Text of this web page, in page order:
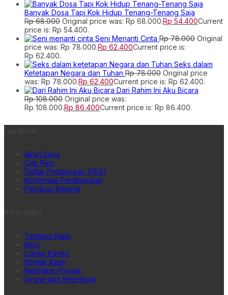
Banyak Dosa Tapi Kok Hidup Tenang-Tenang Saja
Rp68.000 Original price was: Rp 68.000.Rp 54.400Current
price is: Rp 54.400.
Seni Menanti Cinta Rp78.000 Original
price was: Rp 78.000.Rp 62.400Current price is:
Rp 62.400.
Seks dalam
Ketetapan Negara dan Tuhan Rp78.000 Original price
was: Rp 78.000.Rp 62.400Current price is: Rp 62.400.
Dari Rahim Ini Aku Bicara
Rp108.000 Original price was:
Rp 108.000.Rp 86.400Current price is: Rp 86.400.
Akun Saya
Cek Resi
Daftar Pertanyaan (FAQ)
Konfirmasi Pembayaran
Panduan Belanja
Tentang Kami
Blog
Lokasi Kantor
Kontak Kami
Kebijakan Privasi
Syarat dan Ketentuan